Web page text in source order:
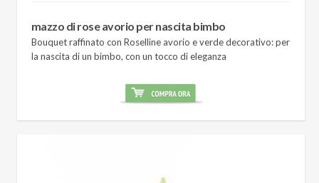
mazzo di rose avorio per nascita bimbo
Bouquet raffinato con Roselline avorio e verde decorativo: per
la nascita di un bimbo, con un tocco di eleganza